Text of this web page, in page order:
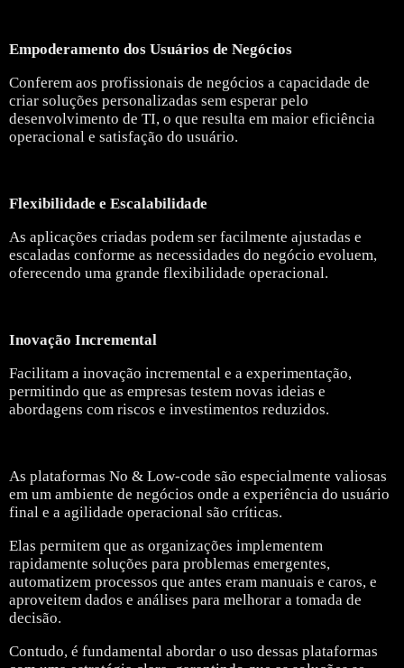
Empoderamento dos Usuários de Negócios
Conferem aos profissionais de negócios a capacidade de
criar soluções personalizadas sem esperar pelo
desenvolvimento de TI, o que resulta em maior eficiência
operacional e satisfação do usuário.
Flexibilidade e Escalabilidade
As aplicações criadas podem ser facilmente ajustadas e
escaladas conforme as necessidades do negócio evoluem,
oferecendo uma grande flexibilidade operacional.
Inovação Incremental
Facilitam a inovação incremental e a experimentação,
permitindo que as empresas testem novas ideias e
abordagens com riscos e investimentos reduzidos.
As plataformas No & Low-code são especialmente valiosas
em um ambiente de negócios onde a experiência do usuário
final e a agilidade operacional são críticas.
Elas permitem que as organizações implementem
rapidamente soluções para problemas emergentes,
automatizem processos que antes eram manuais e caros, e
aproveitem dados e análises para melhorar a tomada de
decisão.
Contudo, é fundamental abordar o uso dessas plataformas